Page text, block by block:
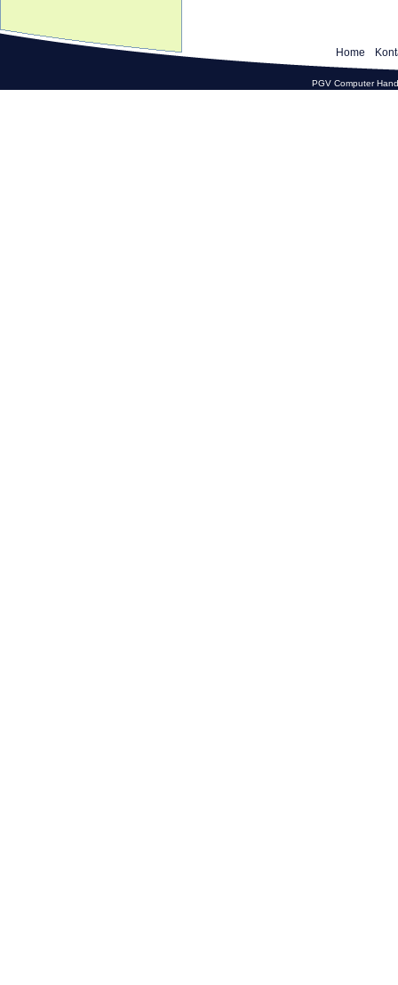
Home
PGV Computer